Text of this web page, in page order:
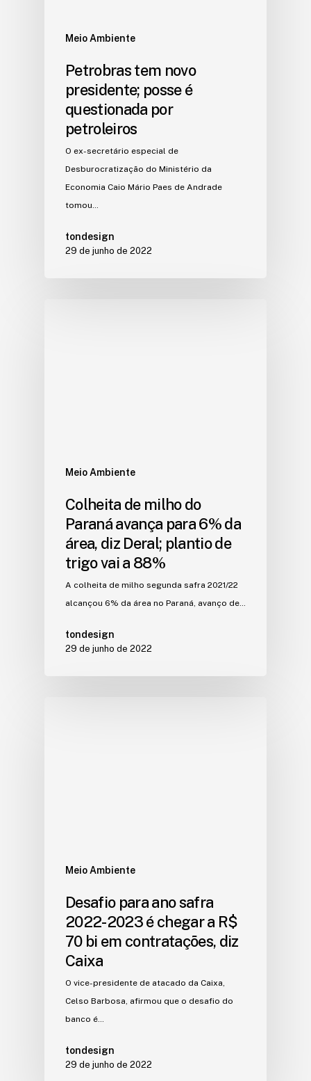
Meio Ambiente
Petrobras tem novo
presidente; posse é
questionada por
petroleiros
O ex-secretário especial de
Desburocratização do Ministério da
Economia Caio Mário Paes de Andrade
tomou…
tondesign
29 de junho de 2022
Meio Ambiente
Colheita de milho do
Paraná avança para 6% da
área, diz Deral; plantio de
trigo vai a 88%
A colheita de milho segunda safra 2021/22
alcançou 6% da área no Paraná, avanço de…
tondesign
29 de junho de 2022
Meio Ambiente
Desafio para ano safra
2022-2023 é chegar a R$
70 bi em contratações, diz
Caixa
O vice-presidente de atacado da Caixa,
Celso Barbosa, afirmou que o desafio do
banco é…
tondesign
29 de junho de 2022